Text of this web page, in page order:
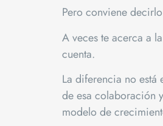
Pero conviene
A veces te acerca a
cuenta.
La diferencia no está
de esa colaboración
modelo de